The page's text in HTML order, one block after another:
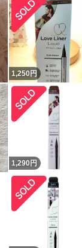
1,250 円
1,290 円